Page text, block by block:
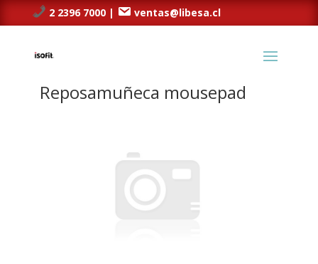
2 2396 7000 | ventas@libesa.cl
Reposamuñeca mousepad